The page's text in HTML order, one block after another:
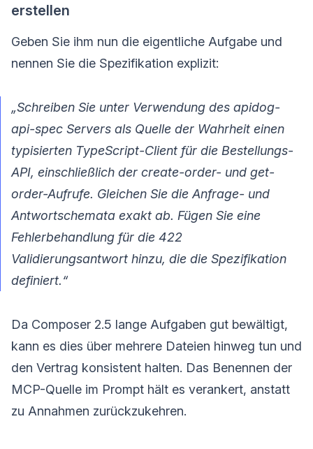
erstellen
Geben Sie ihm nun die eigentliche Aufgabe und
nennen Sie die Spezifikation explizit:
„Schreiben Sie unter Verwendung des apidog-
api-spec Servers als Quelle der Wahrheit einen
typisierten TypeScript-Client für die Bestellungs-
API, einschließlich der create-order- und get-
order-Aufrufe. Gleichen Sie die Anfrage- und
Antwortschemata exakt ab. Fügen Sie eine
Fehlerbehandlung für die 422
Validierungsantwort hinzu, die die Spezifikation
definiert.“
Da Composer 2.5 lange Aufgaben gut bewältigt,
kann es dies über mehrere Dateien hinweg tun und
den Vertrag konsistent halten. Das Benennen der
MCP-Quelle im Prompt hält es verankert, anstatt
zu Annahmen zurückzukehren.